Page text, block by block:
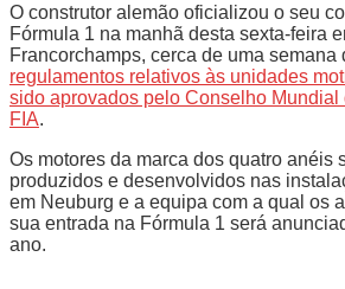
O construtor alemão oficializou o seu
Fórmula 1 na manhã desta sexta-feira
Francorchamps, cerca de uma semana
regulamentos relativos às unidades
sido aprovados pelo Conselho Mundial
FIA.
Os motores da marca dos quatro anéis
produzidos e desenvolvidos nas
em Neuburg e a equipa com a qual os
sua entrada na Fórmula 1 será
ano.